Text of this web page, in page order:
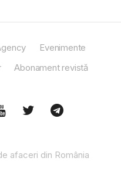
Evenimente
Abonament revistă
afaceri din România